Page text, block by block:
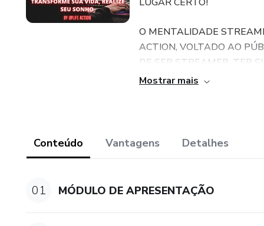
O MENTALIDADE
ACTION, VOLTADO AO
DE SER STREAMER, TER
DOS GAMES COMO, POR
O TREINAMENTO É
OS MÓDULOS SÃO:
APRESENTAÇÃO
Mostrar mais
Conteúdo Vantagens Detalhes
01 MÓDULO DE APRESENTAÇÃO